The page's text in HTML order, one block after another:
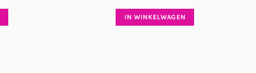
IN WINKELWAGEN